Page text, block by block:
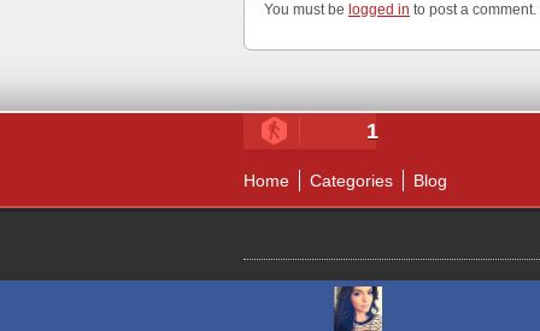
You must be logged in to post a comment.
1
Home Categories Blog
© 2026 Sınırlı bir Dünya'nın , sınırsız